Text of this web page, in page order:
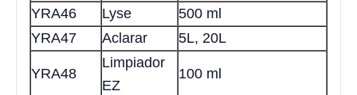
YRA46
Lyse
500 ml
YRA47
Aclarar 5L, 20L
YRA48
Limpiador
EZ
100 ml